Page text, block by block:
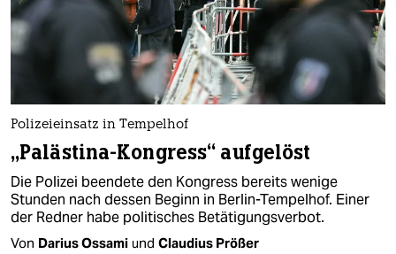
Polizeieinsatz in Tempelhof
„Palästina-Kongress“ aufgelöst
Die Polizei beendete den Kongress bereits wenige
Stunden nach dessen Beginn in Berlin-Tempelhof. Einer
der Redner habe politisches Betätigungsverbot.
Von Darius Ossami und Claudius Prößer